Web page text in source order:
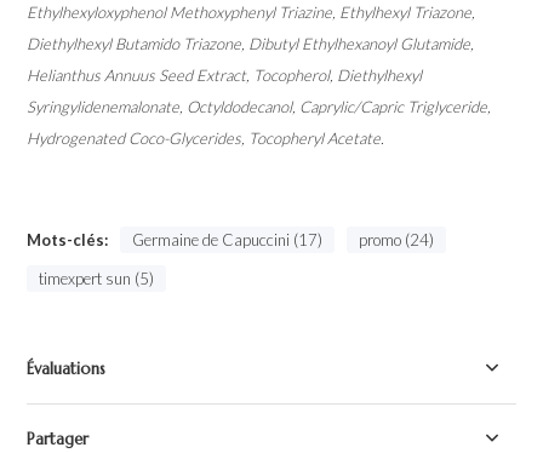
Ethylhexyloxyphenol Methoxyphenyl Triazine, Ethylhexyl Triazone,
Diethylhexyl Butamido Triazone, Dibutyl Ethylhexanoyl Glutamide,
Helianthus Annuus Seed Extract, Tocopherol, Diethylhexyl
Syringylidenemalonate, Octyldodecanol, Caprylic/Capric Triglyceride,
Hydrogenated Coco-Glycerides, Tocopheryl Acetate.
Mots-clés: Germaine de Capuccini (17)
promo (24)
timexpert sun (5)
Évaluations
Partager